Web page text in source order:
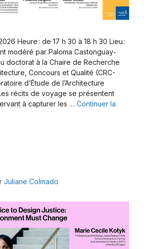
Heure : de 17 h 30 à 18 h 30 Lieu :
modéré par Paloma Castonguay-
doctorat à la Chaire de Recherche
Concours et Qualité (CRC-
d’Étude de l’Architecture
récits de voyage se présentent
à capturer les … Continuer la
Juliane Colmado